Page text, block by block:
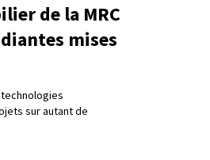
de la MRC
mises
sur autant de